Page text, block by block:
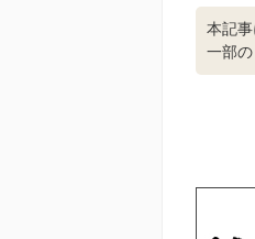
本記事
一部